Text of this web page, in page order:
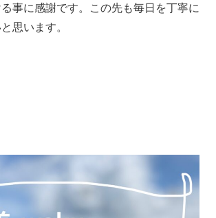
事に感謝です。この先も毎日を丁寧に
思います。